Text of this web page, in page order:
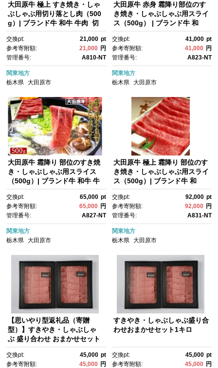
大田原牛 極上 すき焼き・しゃ
ぶしゃぶ用切り落とし肉（500
g）| ブランド牛 和牛 牛肉 切
しゃぶ
交換pt: 21,000 pt
参考寄附額:
21,000 円
管理番号:
A810-NT
関東地方
栃木県
大田原市
大田原牛 赤身 霜降り部位のす
き焼き・しゃぶしゃぶ用スライ
ス（500g） | ブランド牛 和
焼き しゃぶしゃぶ
交換pt: 41,000 pt
参考寄附額:
41,000 円
管理番号:
A823-NT
関東地方
栃木県 大田原市
大田原牛 霜降り 部位のすき焼
き・しゃぶしゃぶ用スライス
（500g）| ブランド牛 和牛 牛
交換pt: 65,000 pt
参考寄附額:
65,000 円
管理番号:
A827-NT
関東地方
栃木県
大田原市
大田原牛 極上 霜降り 部位のす
き焼き・しゃぶしゃぶ用スライ
ス（500g）| ブランド牛 和
しゃぶ
交換pt: 92,000 pt
参考寄附額:
92,000 円
管理番号:
A831-NT
関東地方
栃木県 大田原市
【思いやり型返礼品（寄贈
型）】すきやき・しゃぶしゃ
ぶ 盛り合わせ おまかせセット
へ返礼品を寄贈
交換pt: 45,000 pt
参考寄附額:
45,000 円
すきやき・しゃぶしゃぶ盛り合
わせおまかせセット1キロ
交換pt: 45,000 pt
参考寄附額:
45,000 円